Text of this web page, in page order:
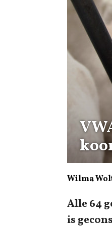
Wilma
Alle 64
is